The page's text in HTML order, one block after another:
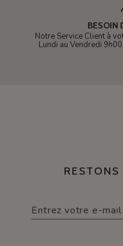
BESOIN
Notre Service Client à
Lundi au Vendredi